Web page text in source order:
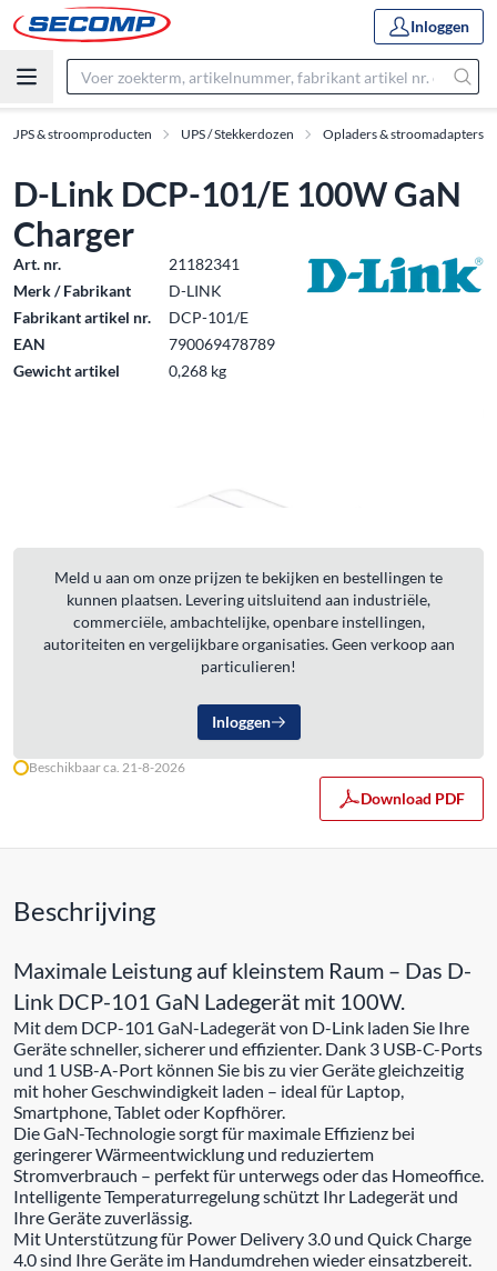
Inloggen
UPS & stroomproducten UPS / Stekkerdozen Opladers & stroomadapters
D-Link DCP-101/E 100W GaN
Charger
Art. nr.
21182341
Merk / Fabrikant
D-LINK
Fabrikant artikel nr.
DCP-101/E
EAN
790069478789
Gewicht artikel
0,268 kg
Meld u aan om onze prijzen te bekijken en bestellingen te
kunnen plaatsen. Levering uitsluitend aan industriële,
commerciële, ambachtelijke, openbare instellingen,
autoriteiten en vergelijkbare organisaties. Geen verkoop aan
particulieren!
Inloggen
Beschikbaar ca. 21-8-2026
Download PDF
Beschrijving
Maximale Leistung auf kleinstem Raum – Das D-
Link DCP-101 GaN Ladegerät mit 100W.
Mit dem DCP-101 GaN-Ladegerät von D-Link laden Sie Ihre
Geräte schneller, sicherer und effizienter. Dank 3 USB-C-Ports
und 1 USB-A-Port können Sie bis zu vier Geräte gleichzeitig
mit hoher Geschwindigkeit laden – ideal für Laptop,
Smartphone, Tablet oder Kopfhörer.
Die GaN-Technologie sorgt für maximale Effizienz bei
geringerer Wärmeentwicklung und reduziertem
Stromverbrauch – perfekt für unterwegs oder das Homeoffice.
Intelligente Temperaturregelung schützt Ihr Ladegerät und
Ihre Geräte zuverlässig.
Mit Unterstützung für Power Delivery 3.0 und Quick Charge
4.0 sind Ihre Geräte im Handumdrehen wieder einsatzbereit.